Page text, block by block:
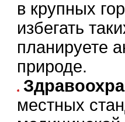
в крупных
избегать
планируете
природе.
местных